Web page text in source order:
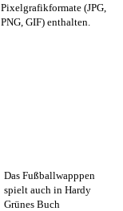
Pixelgrafikformate (JPG,
PNG, GIF) enthalten.
Das Fußballwapppen
spielt auch in Hardy
Grünes Buch